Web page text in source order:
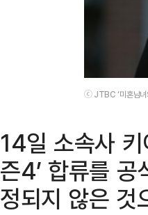
ⓒ JTBC ‘미혼남녀
14일 소속사
즌4’ 합류를
정되지 않은 것